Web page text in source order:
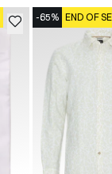
-65% END OF